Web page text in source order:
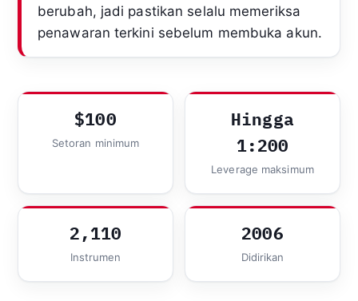
berubah, jadi pastikan selalu memeriksa
penawaran terkini sebelum membuka akun.
$100
Setoran minimum
Hingga
1:200
Leverage maksimum
2,110
Instrumen
2006
Didirikan